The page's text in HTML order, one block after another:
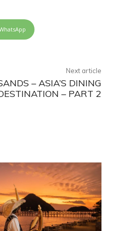
Next article
– ASIA’S DINING
– PART 2